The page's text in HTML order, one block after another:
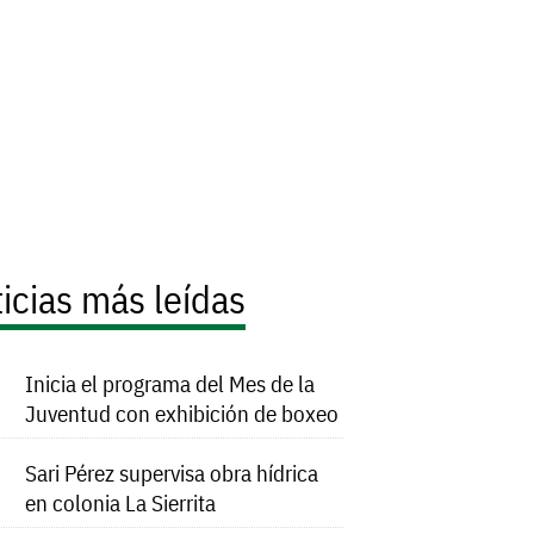
más leídas
Inicia el programa del Mes de la
Juventud con exhibición de boxeo
Sari Pérez supervisa obra hídrica
en colonia La Sierrita